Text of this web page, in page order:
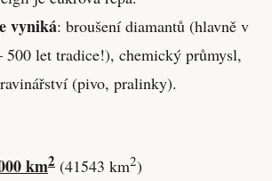
vyniká: broušení diamantů (hlavně v
500 let tradice!), chemický průmysl,
(pivo, pralinky).
km2 (41543 km2)